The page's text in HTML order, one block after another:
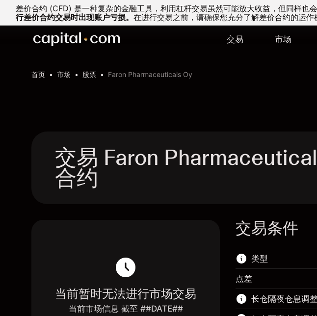
差价合约 (CFD) 是一种复杂的金融工具，利用杠杆交易虽然可能放大收益，但同样也
行差价合约交易时出现账户亏损。 在进行交易之前，请确保您充分了解差价合约的运
交易 市场
首页 市场 股票 Faron Pharmaceuticals Oy
交易 Faron
合约
当前暂时无法进行市场交易
当前市场信息 截至 ##DATE##
交易条件
类型
该金融市场可进行
了解更多:
点差
长仓隔夜仓息调